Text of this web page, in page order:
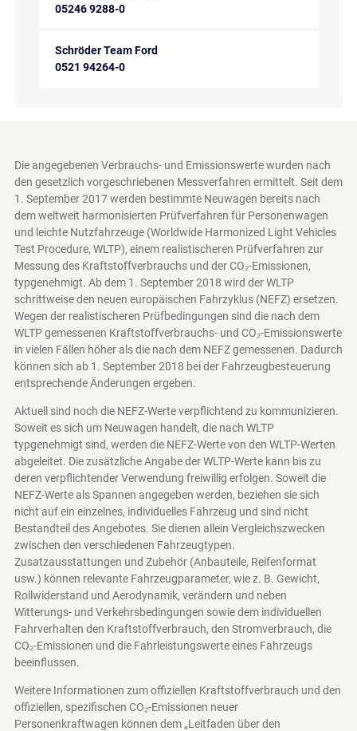
05246 9288-0
Schröder Team Ford
0521 94264-0
Die angegebenen Verbrauchs- und Emissionswerte wurden nach
den gesetzlich vorgeschriebenen Messverfahren ermittelt. Seit dem
1. September 2017 werden bestimmte Neuwagen bereits nach
dem weltweit harmonisierten Prüfverfahren für Personenwagen
und leichte Nutzfahrzeuge (Worldwide Harmonized Light Vehicles
Test Procedure, WLTP), einem realistischeren Prüfverfahren zur
Messung des Kraftstoffverbrauchs und der CO₂-Emissionen,
typgenehmigt. Ab dem 1. September 2018 wird der WLTP
schrittweise den neuen europäischen Fahrzyklus (NEFZ) ersetzen.
Wegen der realistischeren Prüfbedingungen sind die nach dem
WLTP gemessenen Kraftstoffverbrauchs- und CO₂-Emissionswerte
in vielen Fällen höher als die nach dem NEFZ gemessenen. Dadurch
können sich ab 1. September 2018 bei der Fahrzeugbesteuerung
entsprechende Änderungen ergeben.
Aktuell sind noch die NEFZ-Werte verpflichtend zu kommunizieren.
Soweit es sich um Neuwagen handelt, die nach WLTP
typgenehmigt sind, werden die NEFZ-Werte von den WLTP-Werten
abgeleitet. Die zusätzliche Angabe der WLTP-Werte kann bis zu
deren verpflichtender Verwendung freiwillig erfolgen. Soweit die
NEFZ-Werte als Spannen angegeben werden, beziehen sie sich
nicht auf ein einzelnes, individuelles Fahrzeug und sind nicht
Bestandteil des Angebotes. Sie dienen allein Vergleichszwecken
zwischen den verschiedenen Fahrzeugtypen.
Zusatzausstattungen und Zubehör (Anbauteile, Reifenformat
usw.) können relevante Fahrzeugparameter, wie z. B. Gewicht,
Rollwiderstand und Aerodynamik, verändern und neben
Witterungs- und Verkehrsbedingungen sowie dem individuellen
Fahrverhalten den Kraftstoffverbrauch, den Stromverbrauch, die
CO₂-Emissionen und die Fahrleistungswerte eines Fahrzeugs
beeinflussen.
Weitere Informationen zum offiziellen Kraftstoffverbrauch und den
offiziellen, spezifischen CO₂-Emissionen neuer
Personenkraftwagen können dem „Leitfaden über den